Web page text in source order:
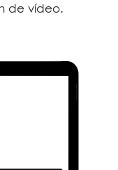
de vídeo.